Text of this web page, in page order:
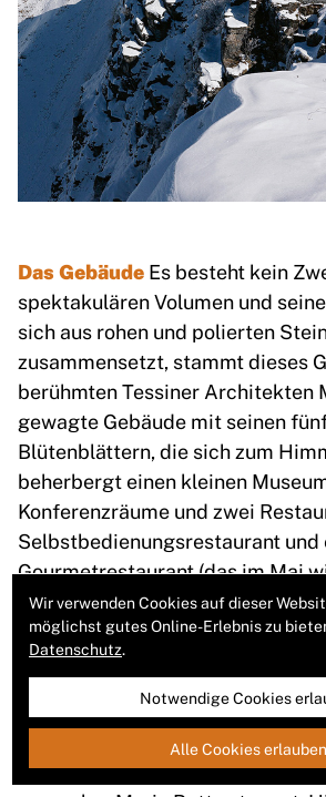
Das Gebäude Es besteht kein
spektakulären Volumen und
sich aus rohen und polierten
zusammensetzt, stammt dieses
berühmten Tessiner Architekten
gewagte Gebäude mit seinen
Blütenblättern, die sich zum
beherbergt einen kleinen
Konferenzräume und zwei
Selbstbedienungsrestaurant und
Gourmetrestaurant (das im Mai
Es werden überwiegend lokale
Die Umgebung
Monte Generoso, an der Grenze
Tessin und Italien. Er ist mit
Zahnradbahn von Capolago aus
Ort befindet sich ganz in der
Wir verwenden Cookies auf dieser
möglichst gutes Online-Erlebnis zu
Datenschutz.
Notwendige Cookies
Alle Cookies erlauben